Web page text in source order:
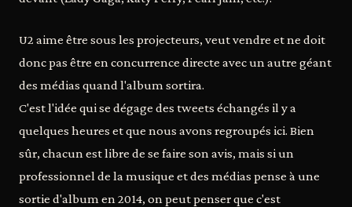
U2 aime être sous les projecteurs, veut vendre et ne doit
donc pas être en concurrence directe avec un autre géant
des médias quand l'album sortira.
C'est l'idée qui se dégage des tweets échangés il y a
quelques heures et que nous avons regroupés ici. Bien
sûr, chacun est libre de se faire son avis, mais si un
professionnel de la musique et des médias pense à une
sortie d'album en 2014, on peut penser que c'est